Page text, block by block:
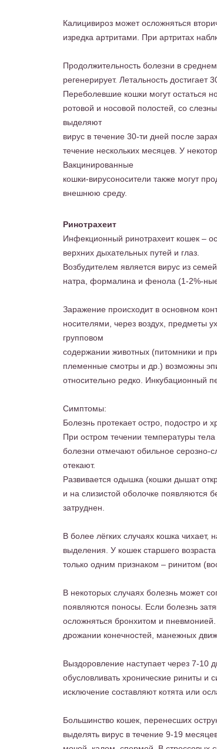
Калицивироз может осложняться
изредка артритами. При артритах
Продолжительность болезни в
регенерирует. Летальность достигает
Переболевшие кошки могут остаться
ротовой и носовой полостей, со
выделяют
вирус в течение 30-ти дней после
течение нескольких месяцев. У
Вакцинированные
кошки-вирусоносители также могут
внешнюю среду.
Ринотрахеит
Инфекционный ринотрахеит кошек –
верхних дыхательных путей и глаз.
Возбудителем является вирус из
натра, формалина и фенола (1-2%-
Заражение происходит в основном
носителями, через воздух, предметы
групповом
содержании животных (питомники и
племенные смотры и др.) возможны
относительно редко. Инкубационный
Симптомы:
Болезнь протекает остро, подостро и
При остром течении температуры
болезни отмечают обильное серозно-
отекают.
Развивается одышка (кошки дышат
и на слизистой оболочке появляются
затруднен.
В более лёгких случаях кошка
выделения. У кошек старшего
только одним признаком – ринитом
В некоторых случаях болезнь может
появляются поносы. Если болезнь
осложняться бронхитом и
дрожании конечностей, манежных
Выздоровление наступает через 7-10
обусловливать хронические риниты и
исключение составляют котята или
Большинство кошек, перенесших
выделять вирус в течение 9-19